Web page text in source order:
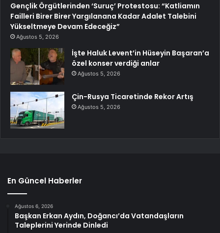
Gençlik Örgütlerinden ‘Suruç’ Protestosu: “Katliamın
Failleri Birer Birer Yargılanana Kadar Adalet Talebini
Yükseltmeye Devam Edeceğiz”
Ağustos 5, 2026
İşte Haluk Levent’in Hüseyin Başaran’a
özel konser verdiği anlar
Ağustos 5, 2026
Çin-Rusya Ticaretinde Rekor Artış
Ağustos 5, 2026
En Güncel Haberler
Ağustos 6, 2026
Başkan Erkan Aydın, Doğancı’da Vatandaşların
Taleplerini Yerinde Dinledi